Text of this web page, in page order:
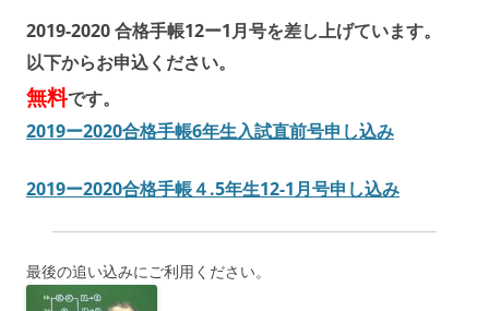
2019-2020 合格手帳12ー1月号を差し上げています。
以下からお申込ください。
無料です。
2019ー2020合格手帳6年生入試直前号申し込み
2019ー2020合格手帳４.5年生12-1月号申し込み
最後の追い込みにご利用ください。